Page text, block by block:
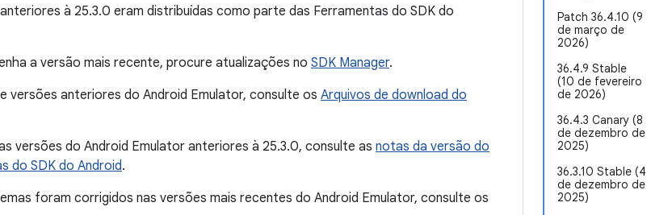
Patch 36.4.10 (9
de março de
2026)
36.4.9 Stable
(10 de fevereiro
de 2026)
36.4.3 Canary (8
de dezembro de
2025)
36.3.10 Stable (4
de dezembro de
2025)
à 25.3.0 eram distribuídas como parte das Ferramentas do SDK do
a versão mais recente, procure atualizações no SDK Manager.
versões anteriores do Android Emulator, consulte os Arquivos de download do
versões do Android Emulator anteriores à 25.3.0, consulte as notas da versão do
do SDK do Android.
foram corrigidos nas versões mais recentes do Android Emulator, consulte os